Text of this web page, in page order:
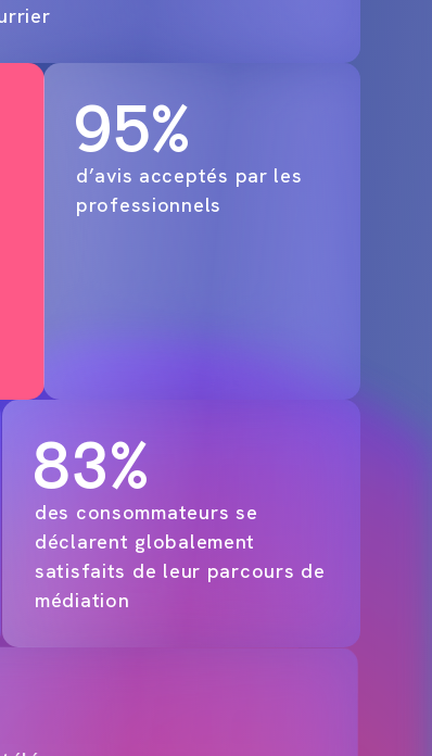
95%
d’avis acceptés par les
professionnels
83%
des consommateurs se
déclarent globalement
satisfaits de leur parcours de
médiation